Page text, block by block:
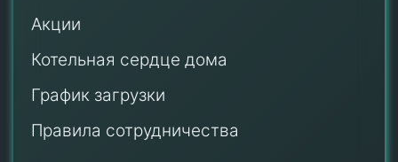
Акции
Котельная сердце дома
График загрузки
Правила сотрудничества